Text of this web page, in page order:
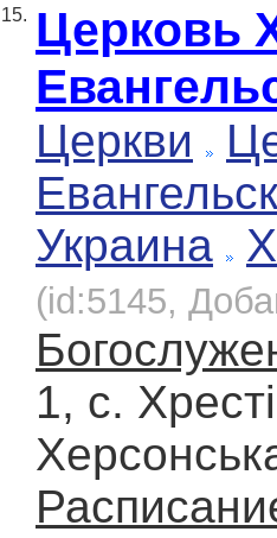
15. Церковь
Церкви
Украина
(id:5145,
1, с.